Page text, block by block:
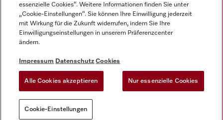
Impressum
Datenschutz
Cookie-Einstellungen
essenzielle Cookies“. Weitere Informationen finden Sie unter
„Cookie-Einstellungen“. Sie können Ihre Einwilligung jederzeit
mit Wirkung für die Zukunft widerrufen, indem Sie Ihre
Einwilligungseinstellungen in unserem Präferenzcenter
ändern.
Impressum Datenschutz Cookies
Alle Cookies akzeptieren Nur essenzielle Cookies
Cookie-Einstellungen